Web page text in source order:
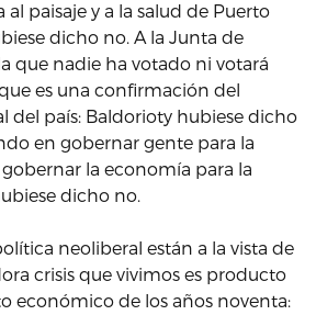
paisaje y a la salud de Puerto
dicho no. A la Junta de
que nadie ha votado ni votará
es una confirmación del
del país: Baldorioty hubiese dicho
en gobernar gente para la
la economía para la
dicho no.
neoliberal están a la vista de
crisis que vivimos es producto
económico de los años noventa: